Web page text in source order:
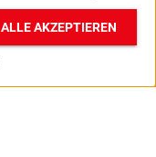
ALLE AKZEPTIEREN
B